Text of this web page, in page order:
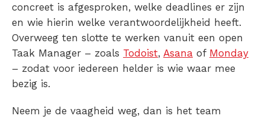
concreet is afgesproken, welke deadlines er zijn
en wie hierin welke verantwoordelijkheid heeft.
Overweeg ten slotte te werken vanuit een open
Taak Manager – zoals Todoist, Asana of Monday
– zodat voor iedereen helder is wie waar mee
bezig is.
Neem je de vaagheid weg, dan is het team